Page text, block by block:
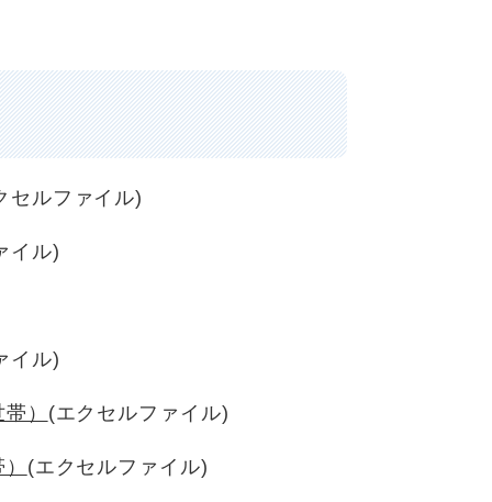
セルファイル)
イル)
イル)
） (エクセルファイル)
(エクセルファイル)